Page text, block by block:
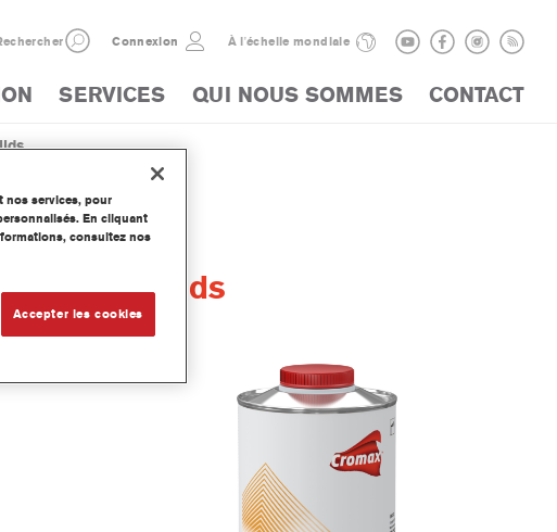
Connexion À l'échelle mondiale
SERVICES QUI NOUS SOMMES CONTACT
High Solids
nos services, pour
En cliquant
consultez nos
Accepter les cookies